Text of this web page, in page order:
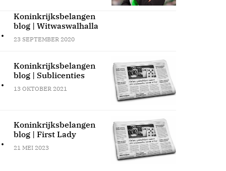
Koninkrijksbelangen
blog | Witwaswalhalla
23 SEPTEMBER 2020
Koninkrijksbelangen
blog | Sublicenties
13 OKTOBER 2021
Koninkrijksbelangen
blog | First Lady
21 MEI 2023